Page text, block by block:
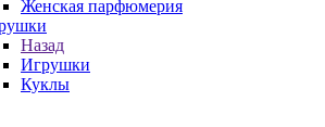
Женская парфюмерия
Назад
Игрушки
Куклы